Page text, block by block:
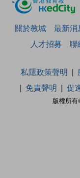
關於教城 最新消
人才招募
聯
版權所
私隱政策聲明
免責聲明
促